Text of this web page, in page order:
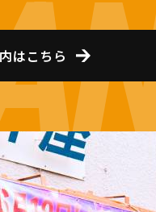
はこちら